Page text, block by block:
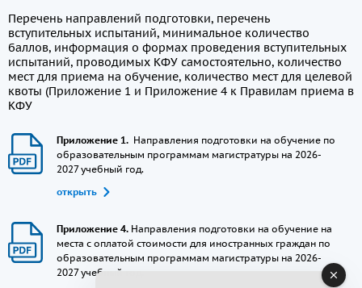
Перечень направлений подготовки, перечень
вступительных испытаний, минимальное количество
баллов, информация о формах проведения вступительных
испытаний, проводимых КФУ самостоятельно, количество
мест для приема на обучение, количество мест для целевой
квоты (Приложение 1 и Приложение 4 к Правилам приема в
КФУ
Приложение 1. Направления подготовки на обучение по
образовательным программам магистратуры на 2026-
2027 учебный год.
открыть
Приложение 4. Направления подготовки на обучение на
места с оплатой стоимости для иностранных граждан по
образовательным программам магистратуры на 2026-
2027 учебный год.